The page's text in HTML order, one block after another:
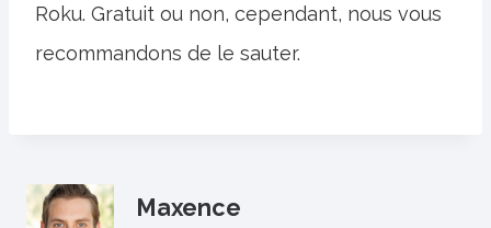
Roku. Gratuit ou non, cependant, nous vous
recommandons de le sauter.
Maxence